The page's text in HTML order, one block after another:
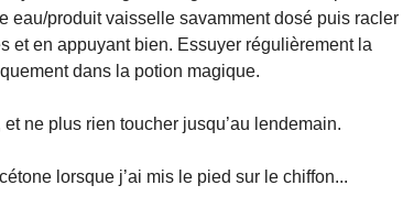
eau/produit vaisselle savamment dosé puis racler
et en appuyant bien. Essuyer régulièrement la
dans la potion magique.
ne plus rien toucher jusqu’au lendemain.
lorsque j’ai mis le pied sur le chiffon...